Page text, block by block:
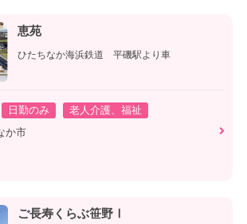
恵苑
ひたちなか海浜鉄道 平磯駅より車
日勤のみ
老人介護、福祉
か市
ご長寿くらぶ笹野Ⅰ